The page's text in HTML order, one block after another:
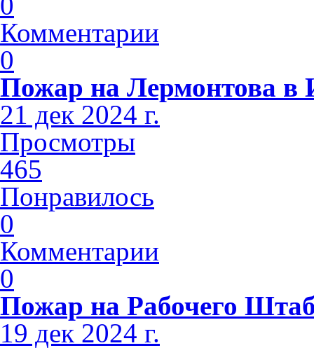
Комментарии
0
Пожар на Лермонтова в
21 дек 2024 г.
Просмотры
465
Понравилось
0
Комментарии
0
Пожар на Рабочего
19 дек 2024 г.